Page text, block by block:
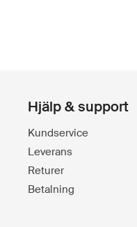
Hjälp & support
Kundservice
Leverans
Returer
Betalning